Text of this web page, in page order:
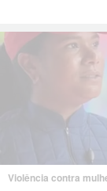
Violência contra